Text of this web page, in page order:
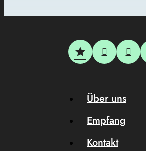
Über uns
Empfang
Kontakt